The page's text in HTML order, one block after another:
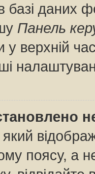
базі даних
Панель
у верхній
поясу, а